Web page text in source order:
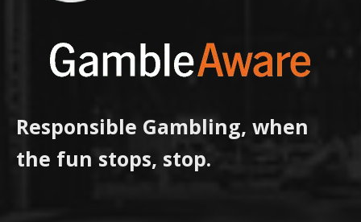
Responsible Gambling, when
the fun stops, stop.